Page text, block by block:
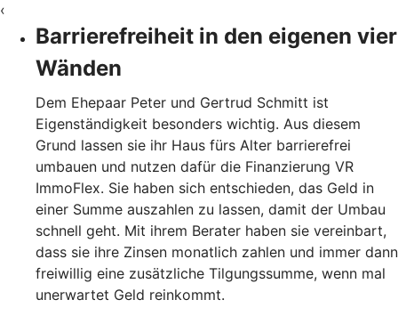
‹
Barrierefreiheit in den eigenen vier
Wänden
Dem Ehepaar Peter und Gertrud Schmitt ist
Eigenständigkeit besonders wichtig. Aus diesem
Grund lassen sie ihr Haus fürs Alter barrierefrei
umbauen und nutzen dafür die Finanzierung VR
ImmoFlex. Sie haben sich entschieden, das Geld in
einer Summe auszahlen zu lassen, damit der Umbau
schnell geht. Mit ihrem Berater haben sie vereinbart,
dass sie ihre Zinsen monatlich zahlen und immer dann
freiwillig eine zusätzliche Tilgungssumme, wenn mal
unerwartet Geld reinkommt.